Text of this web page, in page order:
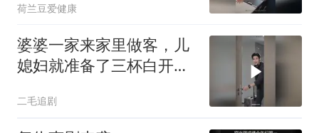
荷兰豆爱健康
婆婆一家来家里做客，儿
媳妇就准备了三杯白开
二毛追剧